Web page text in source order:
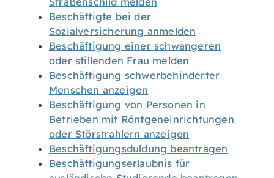
Beschäftigte bei der
Sozialversicherung anmelden
Beschäftigung einer schwangeren
oder stillenden Frau melden
Beschäftigung schwerbehinderter
Menschen anzeigen
Beschäftigung von Personen in
Betrieben mit Röntgeneinrichtungen
oder Störstrahlern anzeigen
Beschäftigungsduldung beantragen
Beschäftigungserlaubnis für